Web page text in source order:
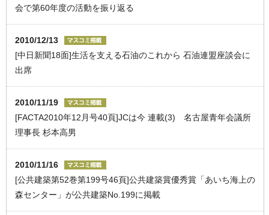
会で第60年度の活動を振り返る
2010/12/13
[中日新聞18面]生活を支える石油のこれから 石油連盟座談会に
出席
2010/11/19
[FACTA2010年12月号40頁]JCは今 連載(3) 名古屋青年会議所
理事長 杉本高男
2010/11/16
[公共建築第52巻第199号46頁]公共建築賞優秀賞「あいち海上の
森センター」が公共建築No.199に掲載